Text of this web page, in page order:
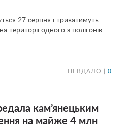
27 серпня і триватимуть
території одного з полігонів
НЕВДАЛО | 0
кам’янецьким
на майже 4 млн